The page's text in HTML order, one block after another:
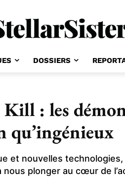
DOSSIERS
: les
qu’ingénieux
et nouvelles
plonger au cœur de